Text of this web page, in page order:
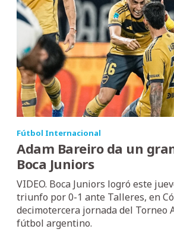
Fútbol Internacional
Adam Bareiro da un
Boca Juniors
VIDEO. Boca Juniors logró este
triunfo por 0-1 ante Talleres, en
decimotercera jornada del Torneo
fútbol argentino.